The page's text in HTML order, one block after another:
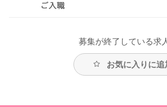
募集が終了している求
お気に入りに追